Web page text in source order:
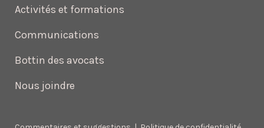
Activités et formations
Communications
Bottin des avocats
Nous joindre